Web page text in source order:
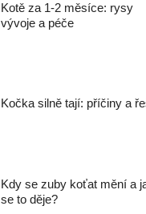
Kotě za 1-2 měsíce: rysy
vývoje a péče
Kočka silně tají: příčiny a
Kdy se zuby koťat mění a
se to děje?